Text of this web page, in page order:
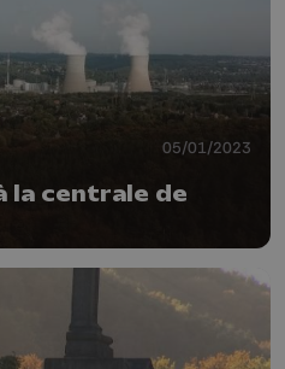
05/01/2023
la centrale de